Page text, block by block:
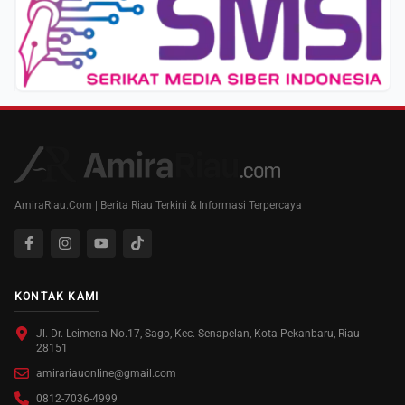
AmiraRiau.Com | Berita Riau Terkini & Informasi Terpercaya
KONTAK KAMI
Jl. Dr. Leimena No.17, Sago, Kec. Senapelan, Kota Pekanbaru, Riau
28151
amirariauonline@gmail.com
0812-7036-4999